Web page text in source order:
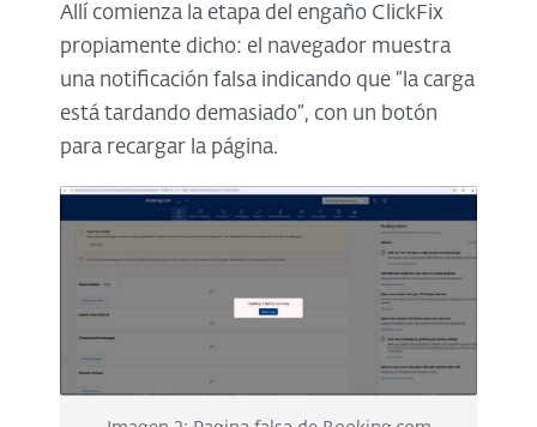
Allí comienza la etapa del engaño ClickFix
propiamente dicho: el navegador muestra
una notificación falsa indicando que “la carga
está tardando demasiado”, con un botón
para recargar la página.